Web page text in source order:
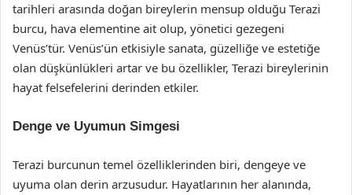
tarihleri arasında doğan bireylerin mensup olduğu Terazi
burcu, hava elementine ait olup, yönetici gezegeni
Venüs’tür. Venüs’ün etkisiyle sanata, güzelliğe ve estetiğe
olan düşkünlükleri artar ve bu özellikler, Terazi bireylerinin
hayat felsefelerini derinden etkiler.
Denge ve Uyumun Simgesi
Terazi burcunun temel özelliklerinden biri, dengeye ve
uyuma olan derin arzusudur. Hayatlarının her alanında,